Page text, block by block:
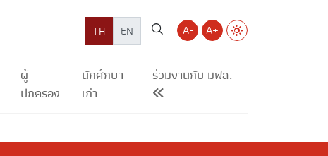
TH EN A- A+
ผู้
ปกครอง
นักศึกษา
เก่า
ร่วมงานกับ มฟล.